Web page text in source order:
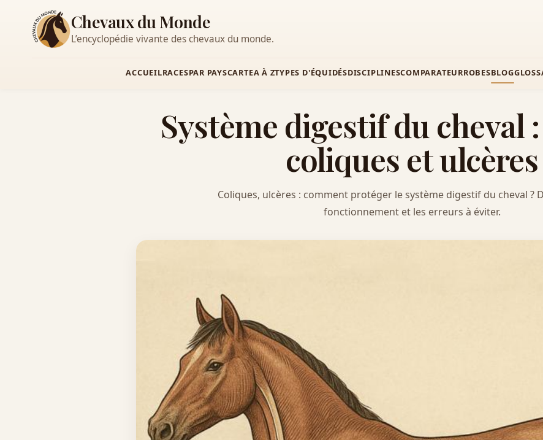
Chevaux du Monde
L’encyclopédie vivante des chevaux du monde.
ACCUEILRACESPAR PAYSCARTEA À ZTYPES D'ÉQUIDÉSDISCIPLINESCOMPARATEURROBESBLOG
Système digestif du cheval
coliques et ulcères
Coliques, ulcères : comment protéger le système digestif du cheval ?
fonctionnement et les erreurs à éviter.